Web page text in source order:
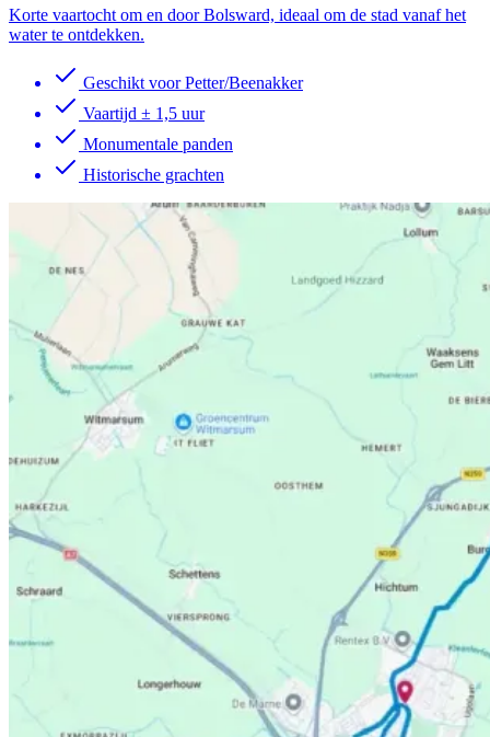
Korte vaartocht om en door Bolsward, ideaal om de stad vanaf het
water te ontdekken.
Geschikt voor Petter/Beenakker
Vaartijd ± 1,5 uur
Monumentale panden
Historische grachten